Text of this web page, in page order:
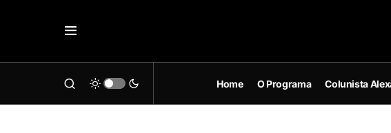
Home O Programa Colunista